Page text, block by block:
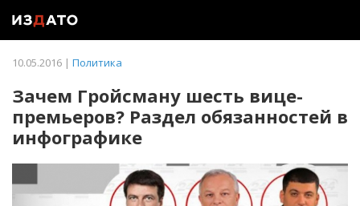
10.05.2016 | Политика
Зачем Гройсману шесть вице-
премьеров? Раздел обязанностей в
инфографике